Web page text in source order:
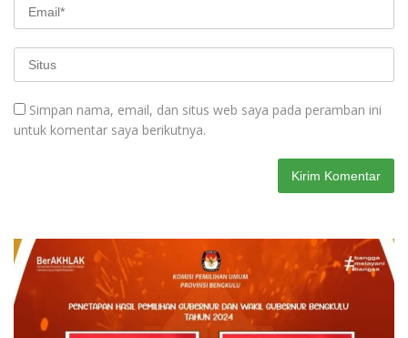
Simpan nama, email, dan situs web saya pada peramban ini
untuk komentar saya berikutnya.